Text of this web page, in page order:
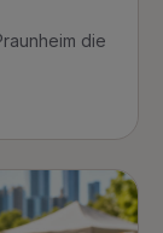
die